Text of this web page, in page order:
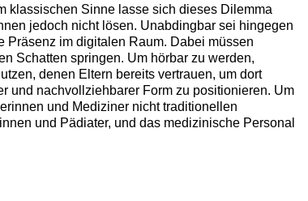
klassischen Sinne lasse sich dieses Dilemma
jedoch nicht lösen. Unabdingbar sei hingegen
im digitalen Raum. Dabei müssen
Schatten springen. Um hörbar zu werden,
denen Eltern bereits vertrauen, um dort
und nachvollziehbarer Form zu positionieren. Um
und Mediziner nicht traditionellen
und Pädiater, und das medizinische Personal